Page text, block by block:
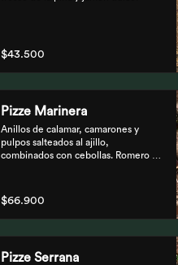
$43.500
Pizze Marinera
Anillos de calamar, camarones y
pulpos salteados al ajillo,
combinados con cebollas. Romero al
$66.900
Pizze Serrana